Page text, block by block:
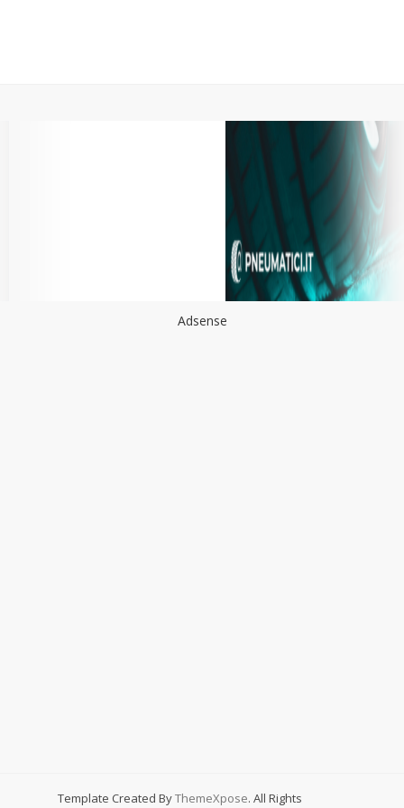
Adsense
Template Created ByThemeXpose. All Rights